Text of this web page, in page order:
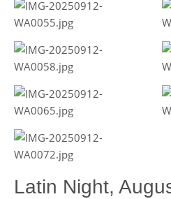
Latin Night,